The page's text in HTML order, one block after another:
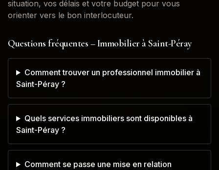
situation, vos délais et votre budget pour vous
orienter vers le bon interlocuteur.
Questions fréquentes – Immobilier à Saint-Péray
Comment trouver un professionnel immobilier à
Saint-Péray ?
Quels services immobiliers sont disponibles à
Saint-Péray ?
Comment se passe une mise en relation